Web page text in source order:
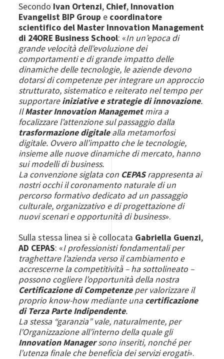
Secondo Ivan Ortenzi, Chief, Innovation
Evangelist BIP Group e coordinatore
scientifico del Master Innovation Management
di 24ORE Business School: «In un’epoca di
grande velocità dell’evoluzione dei
comportamenti e di grande impatto delle
dinamiche delle tecnologie, le aziende devono
dotarsi di competenze per integrare un approccio
strutturato, sistematico e reiterato nel tempo per
supportareiniziative e strategie di innovazione.
IlMaster Innovation Managemetmira a
focalizzare l’attenzione sul passaggio dalla
trasformazione digitalealla metamorfosi
digitale. Ovvero all’impatto che le tecnologie,
insieme alle nuove dinamiche di mercato, hanno
sui modelli di business.
La convenzione siglata con CEPASrappresenta ai
nostri occhi il coronamento naturale di un
percorso formativo dedicato ad un passaggio
culturale, organizzativo e di progettazione di
nuovi scenari e opportunità di business».
Sulla stessa linea si è collocata Gabriella Guenzi,
AD CEPAS: «I professionisti fondamentali per
traghettare l’azienda verso il cambiamento e
accrescerne la competitività – ha sottolineato –
possono cogliere l’opportunità della nostra
Certificazione di Competenzeper valorizzare il
proprio know-how mediante una certificazione
di Terza Parte Indipendente.
La stessa “garanzia” vale, naturalmente, per
l’Organizzazione all’interno della quale gli
Innovation Managersono inseriti, nonché per
l’utenza finale che beneficia dei servizi erogati».